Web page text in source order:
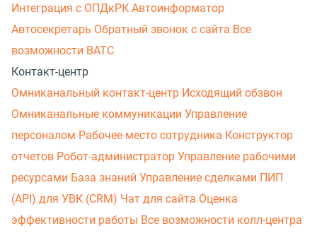
Интеграция с ОПДкРК Автоинформатор
Автосекретарь Обратный звонок с сайта Все
возможности ВАТС
Контакт-центр
Омниканальный контакт-центр Исходящий обзвон
Омниканальные коммуникации Управление
персоналом Рабочее место сотрудника Конструктор
отчетов Робот-администратор Управление рабочими
ресурсами База знаний Управление сделками ПИП
(API) для УВК (CRM) Чат для сайта Оценка
эффективности работы Все возможности колл-центра